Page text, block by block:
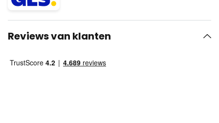
Reviews van klanten